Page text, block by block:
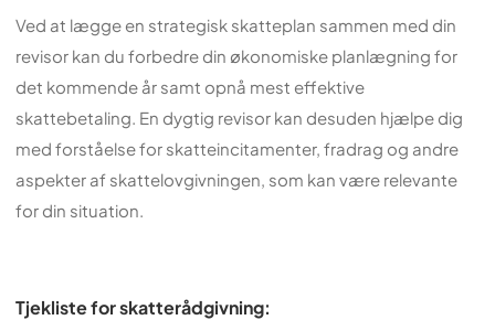
Ved at lægge en strategisk skatteplan sammen med din
revisor kan du forbedre din økonomiske planlægning for
det kommende år samt opnå mest effektive
skattebetaling. En dygtig revisor kan desuden hjælpe dig
med forståelse for skatteincitamenter, fradrag og andre
aspekter af skattelovgivningen, som kan være relevante
for din situation.
Tjekliste for skatterådgivning: